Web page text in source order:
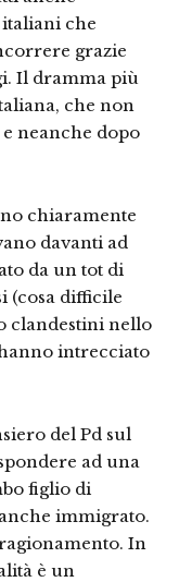
che
grazie
Il dramma più
che non
neanche dopo
chiaramente
davanti ad
da un tot di
(cosa difficile
clandestini nello
hanno intrecciato
del Pd sul
ad una
figlio di
immigrato.
In
è un